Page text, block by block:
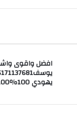
افضل واقوى
يهودي 100٪100